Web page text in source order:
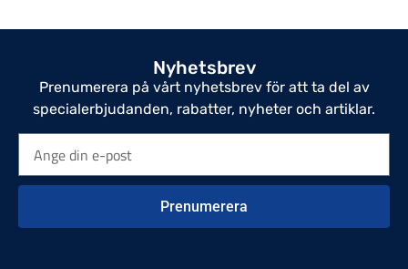
Nyhetsbrev
Prenumerera på vårt nyhetsbrev för att ta del av
specialerbjudanden, rabatter, nyheter och artiklar.
Prenumerera